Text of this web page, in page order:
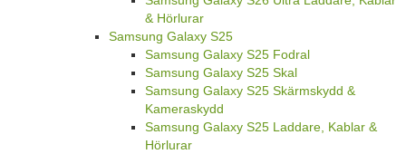
& Hörlurar
Samsung Galaxy S25
Samsung Galaxy S25 Fodral
Samsung Galaxy S25 Skal
Samsung Galaxy S25 Skärmskydd &
Kameraskydd
Samsung Galaxy S25 Laddare, Kablar &
Hörlurar